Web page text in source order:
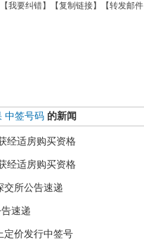
我要纠错】【复制链接】【转发邮件
中签号码 的新闻
经适房购买资格
经适房购买资格
交所公告速递
速递
定价发行中签号